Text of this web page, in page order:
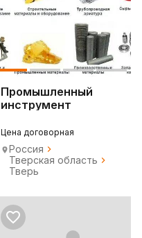
Промышленный
инструмент
Цена договорная
Россия
Тверская область
Тверь